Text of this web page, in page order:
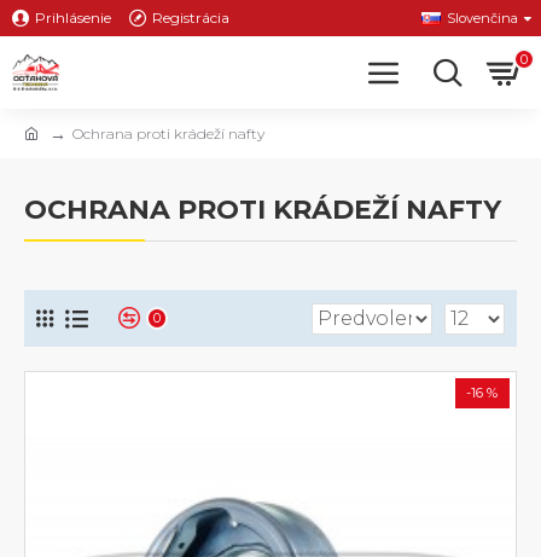
Prihlásenie Registrácia Slovenčina
0
Ochrana proti krádeží nafty
OCHRANA PROTI KRÁDEŽÍ NAFTY
0
-16 %